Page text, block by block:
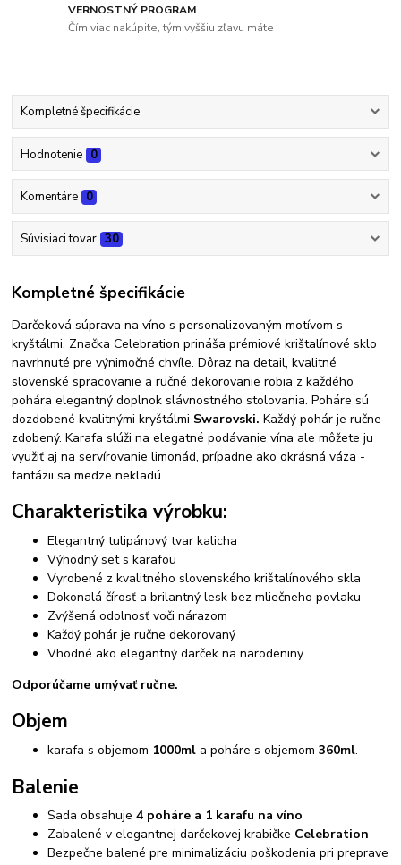
VERNOSTNÝ PROGRAM
Čím viac nakúpite, tým vyššiu zľavu máte
Kompletné špecifikácie
Hodnotenie 0
Komentáre 0
Súvisiaci tovar 30
Kompletné špecifikácie
Darčeková súprava na víno s personalizovaným motívom s
kryštálmi. Značka Celebration prináša prémiové krištalínové sklo
navrhnuté pre výnimočné chvíle. Dôraz na detail, kvalitné
slovenské spracovanie a ručné dekorovanie robia z každého
pohára elegantný doplnok slávnostného stolovania. Poháre sú
dozdobené kvalitnými kryštálmi Swarovski.Každý pohár je ručne
zdobený. Karafa slúži na elegatné podávanie vína ale môžete ju
využiť aj na servírovanie limonád, prípadne ako okrásná váza -
fantázii sa medze nekladú.
Charakteristika výrobku:
Elegantný tulipánový tvar kalicha
Výhodný set s karafou
Vyrobené z kvalitného slovenského krištalínového skla
Dokonalá čírosť a brilantný lesk bez mliečneho povlaku
Zvýšená odolnosť voči nárazom
Každý pohár je ručne dekorovaný
Vhodné ako elegantný darček na narodeniny
Odporúčame umývať ručne.
Objem
karafa s objemom 1000ml a poháre s objemom360ml.
Balenie
Sada obsahuje4 poháre a 1 karafu na víno
Zabalené v elegantnej darčekovej krabičke Celebration
Bezpečne balené pre minimalizáciu poškodenia pri preprave